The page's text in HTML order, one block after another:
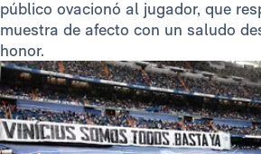
público ovacionó al jugador, que
muestra de afecto con un saludo
honor.